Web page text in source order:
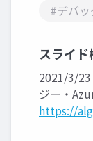
#デバッ
スライド
2021/3/23
ジー・
https://